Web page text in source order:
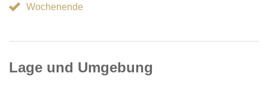
Wochenende
Lage und Umgebung